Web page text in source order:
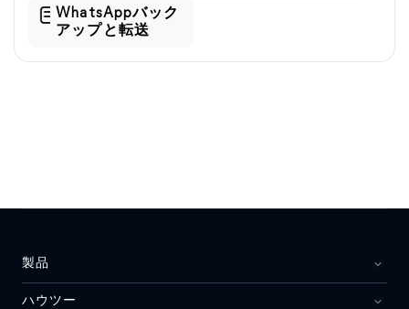
WhatsAppバック
アップと転送
製品
ハウツー